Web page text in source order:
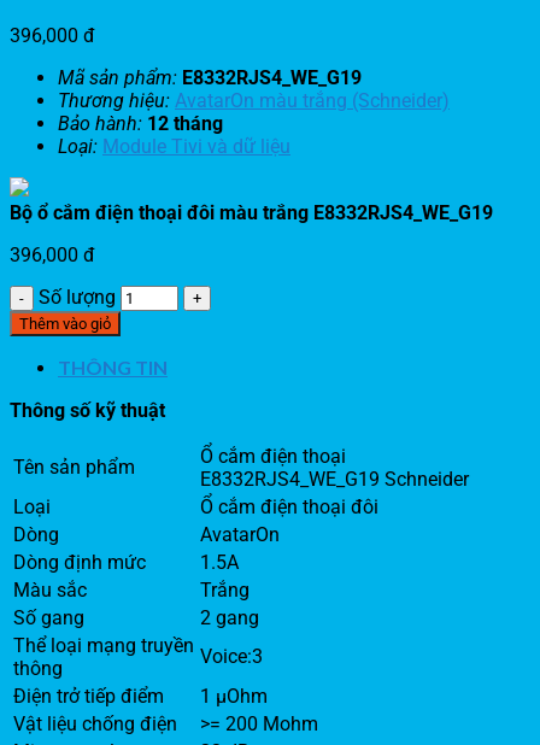
396,000 đ
Mã sản phẩm: E8332RJS4_WE_G19
Thương hiệu: AvatarOn màu trắng (Schneider)
Bảo hành: 12 tháng
Loại: Module Tivi và dữ liệu
Bộ ổ cắm điện thoại đôi màu trắng E8332RJS4_WE_G19
396,000 đ
Số lượng
Thêm vào giỏ
THÔNG TIN
Thông số kỹ thuật
Tên sản phẩm
Ổ cắm điện thoại
E8332RJS4_WE_G19 Schneider
Loại
Ổ cắm điện thoại đôi
Dòng
AvatarOn
Dòng định mức
1.5A
Màu sắc
Trắng
Số gang
2 gang
Thể loại mạng truyền
thông
Voice:3
Điện trở tiếp điểm
1 µOhm
Vật liệu chống điện
>= 200 Mohm